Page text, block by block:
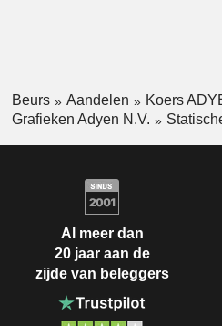
Beurs Aandelen
Koers
Grafieken Adyen N.V.
Al meer dan
20 jaar aan de
zijde van beleggers